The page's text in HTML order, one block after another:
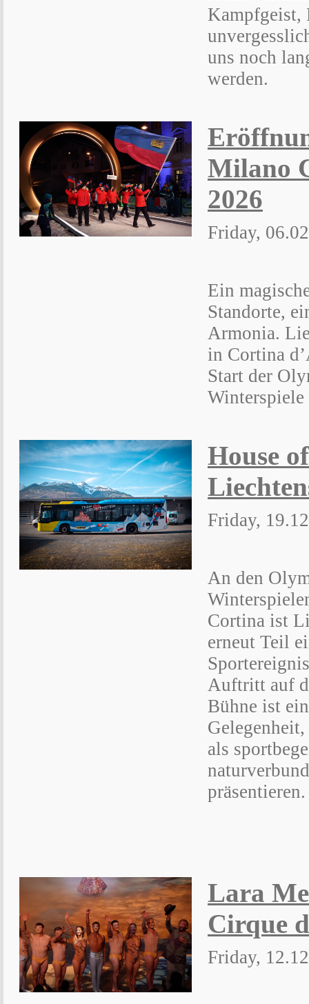
Kampfgeist,
uns noch
werden.
Milano
2026
Friday,
Ein
Standorte,
Armonia.
in Cortina
Start der
House of
Friday,
An den
Cortina ist
erneut Teil
Auftritt auf
Bühne ist
als
präsentieren.
Lara
Cirque
Friday,